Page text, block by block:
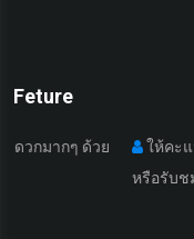
Feture
ด้วย
ให้คะแนนรายกา
หรือรับชมบ่อยได้ง่